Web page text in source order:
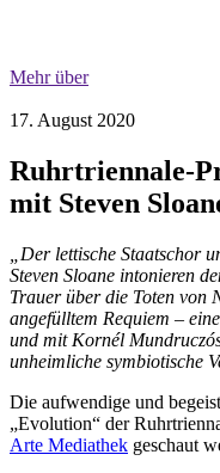
Mehr über
17. August 2020
Ruhrtriennale-
mit Steven
„Der lettische Staatschor
Steven Sloane intonieren
Trauer über die Toten von
angefülltem Requiem –
und mit Kornél
unheimliche symbiotische
Die aufwendige und
„Evolution“ der
Arte Mediathek geschaut